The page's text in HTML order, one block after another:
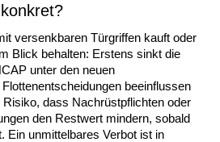
versenkbaren Türgriffen kauft oder
Blick behalten: Erstens sinkt die
unter den neuen
beeinflussen
dass Nachrüstpflichten oder
den Restwert mindern, sobald
Ein unmittelbares Verbot ist in